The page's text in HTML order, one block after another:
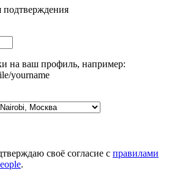
подтверждения
на ваш профиль, например:
yourname
своё согласие с правилами
.